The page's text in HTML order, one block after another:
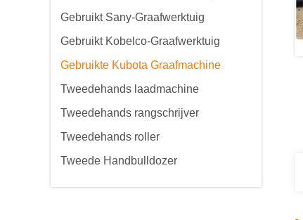
Gebruikt Sany-Graafwerktuig
Gebruikt Kobelco-Graafwerktuig
Gebruikte Kubota Graafmachine
Tweedehands laadmachine
Tweedehands rangschrijver
Tweedehands roller
Tweede Handbulldozer